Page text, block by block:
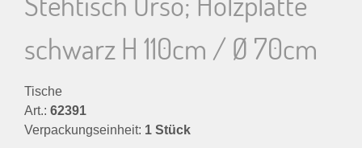
n
n
a
c
schwarz H 110cm / Ø 70cm
Tische
Art.: 62391
Verpackungseinheit: 1 Stück